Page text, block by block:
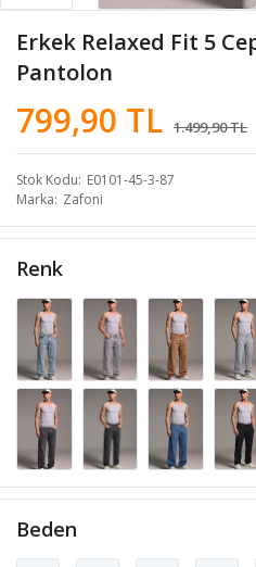
Erkek Relaxed Fit 5
Pantolon
799,90 TL 1.499,90 TL
Stok Kodu E0101-45-3-87
Marka Zafoni
Renk
Beden